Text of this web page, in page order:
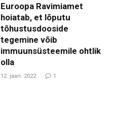
Euroopa Ravimiamet
hoiatab, et lõputu
tõhustusdooside
tegemine võib
immuunsüsteemile ohtlik
olla
12. jaan. 2022 1